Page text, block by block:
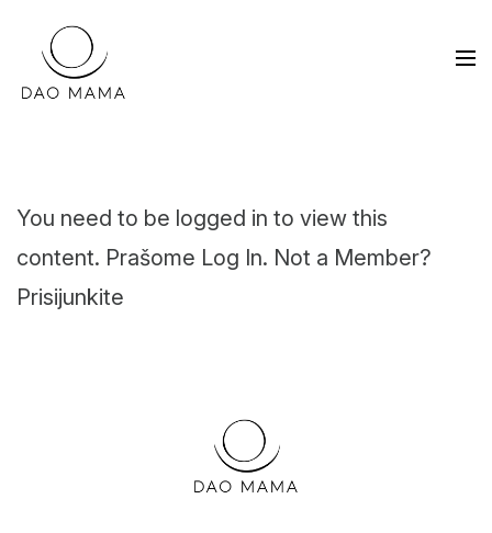
You need to be logged in to view this
content. Prašome Log In. Not a Member?
Prisijunkite